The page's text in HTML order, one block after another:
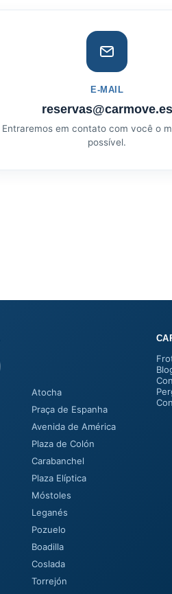
E-MAIL
reservas@carmove.es
Entraremos em contato com você o
possível.
Atocha
Praça de Espanha
Avenida de América
Plaza de Colón
Carabanchel
Plaza Elíptica
Móstoles
Leganés
Pozuelo
Boadilla
Coslada
Torrejón